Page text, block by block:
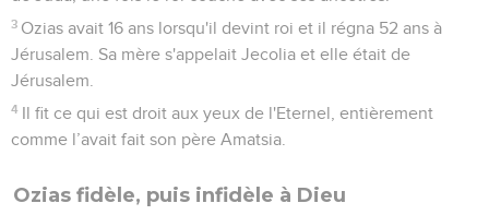
3 Ozias avait 16 ans lorsqu'il devint roi et il régna 52 ans à
Jérusalem. Sa mère s'appelait Jecolia et elle était de
Jérusalem.
4 Il fit ce qui est droit aux yeux de l'Eternel, entièrement
comme l’avait fait son père Amatsia.
Ozias fidèle, puis infidèle à Dieu